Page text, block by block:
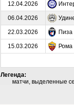
12.04.2026
06.04.2026
22.03.2026 Пиза
15.03.2026 Рома
Легенда:
матчи, выделенные